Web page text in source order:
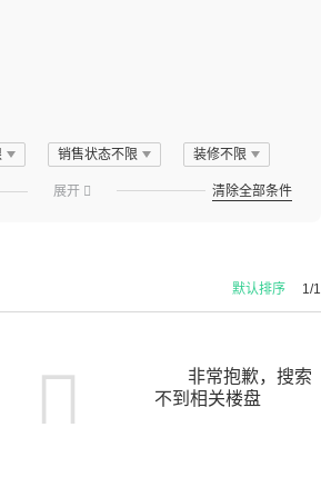
销售状态不限 装修不限
展开  清除全部条件
1/1
默认排序
非常抱歉，搜索
不到相关楼盘